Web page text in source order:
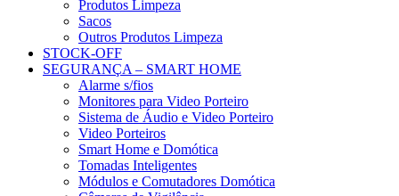
Produtos Limpeza
Sacos
Outros Produtos Limpeza
STOCK-OFF
SEGURANÇA – SMART HOME
Alarme s/fios
Monitores para Video Porteiro
Sistema de Áudio e Video Porteiro
Video Porteiros
Smart Home e Domótica
Tomadas Inteligentes
Módulos e Comutadores Domótica